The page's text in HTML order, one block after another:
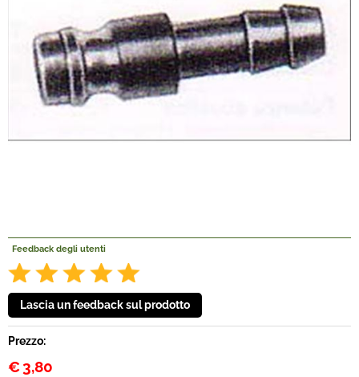
Nautica
Offerte Del mese
Veicoli Pronta consegna
Feedback degli utenti
Prezzo:
€ 3,80